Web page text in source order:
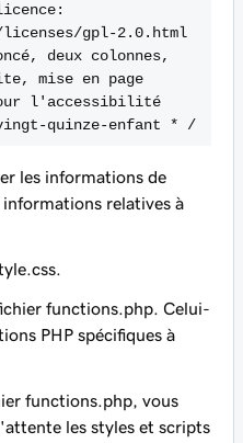
licenses/gpl-2.0.html
deux colonnes,
mise en page
l'accessibilité
quinze-enfant * /
les informations de
relatives à
functions.php. Celui-
PHP spécifiques à
functions.php, vous
les styles et scripts